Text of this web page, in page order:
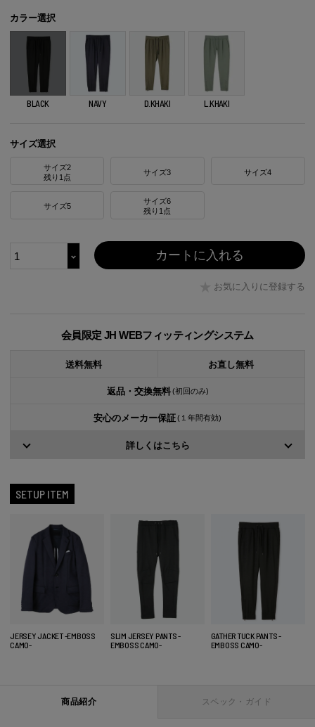
カラー選択
BLACK NAVY D.KHAKI L.KHAKI
サイズ選択
サイズ2
残り1点
サイズ3 サイズ4
サイズ5
サイズ6
残り1点
お気に入りに登録する
カートに入れる
会員限定 JH WEBフィッティングシステム
送料無料 お直し無料
返品・交換無料 (初回のみ)
安心のメーカー保証(１年間有効)
詳しくはこちら
SETUP ITEM
JERSEY JACKET -EMBOSS
CAMO-
SLIM JERSEY PANTS -
EMBOSS CAMO-
GATHER TUCK PANTS -
EMBOSS CAMO-
商品紹介 スペック・ガイド